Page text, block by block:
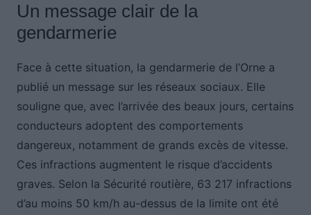
Un message clair de la
gendarmerie
Face à cette situation, la gendarmerie de l’Orne a
publié un message sur les réseaux sociaux. Elle
souligne que, avec l’arrivée des beaux jours, certains
conducteurs adoptent des comportements
dangereux, notamment de grands excès de vitesse.
Ces infractions augmentent le risque d’accidents
graves. Selon la Sécurité routière, 63 217 infractions
d’au moins 50 km/h au-dessus de la limite ont été